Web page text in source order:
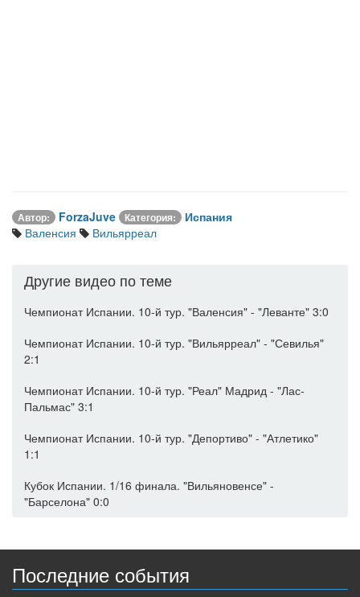
Автор: ForzaJuve Категория:
Испания
Валенсия
Вильярреал
Другие видео по теме
Чемпионат Испании. 10-й тур. "Валенсия" - "Леванте" 3:0
Чемпионат Испании. 10-й тур. "Вильярреал" - "Севилья"
2:1
Чемпионат Испании. 10-й тур. "Реал" Мадрид - "Лас-
Пальмас" 3:1
Чемпионат Испании. 10-й тур. "Депортиво" - "Атлетико"
1:1
Кубок Испании. 1/16 финала. "Вильяновенсе" -
"Барселона" 0:0
Последние события